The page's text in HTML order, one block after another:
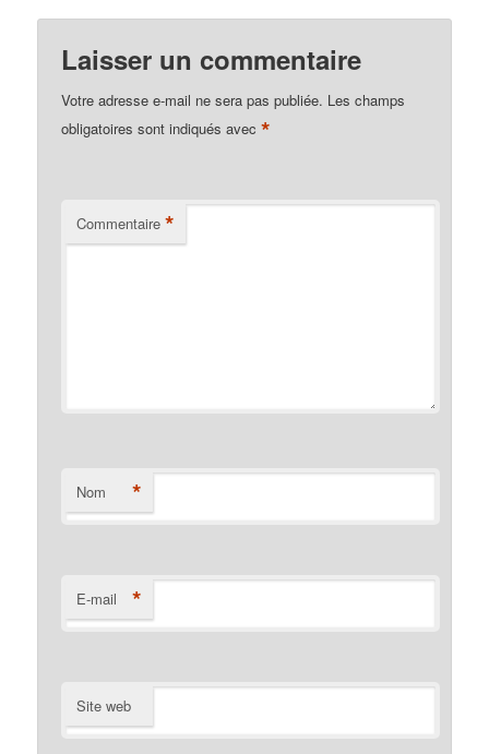
Laisser un commentaire
Votre adresse e-mail ne sera pas publiée. Les champs
obligatoires sont indiqués avec*
Commentaire *
Nom *
E-mail *
Site web